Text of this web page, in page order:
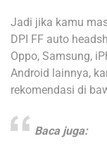
Jadi jika kamu
DPI FF auto
Oppo, Samsung,
Android lainnya,
rekomendasi di
Baca juga: